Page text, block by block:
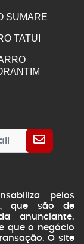
SUMARE
TATUI
pelos
que são de
anunciante.
que o negócio
O site